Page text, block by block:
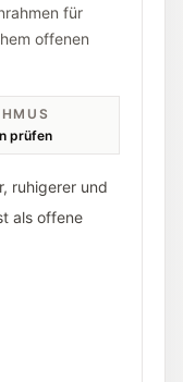
für
offenen
prüfen
ruhigerer und
als offene